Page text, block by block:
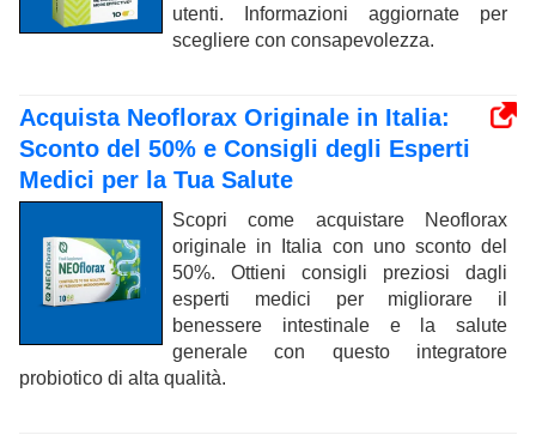
utenti. Informazioni aggiornate per
scegliere con consapevolezza.
Acquista Neoflorax Originale in Italia:
Sconto del 50% e Consigli degli Esperti
Medici per la Tua Salute
Scopri come acquistare Neoflorax
originale in Italia con uno sconto del
50%. Ottieni consigli preziosi dagli
esperti medici per migliorare il
benessere intestinale e la salute
generale con questo integratore
probiotico di alta qualità.